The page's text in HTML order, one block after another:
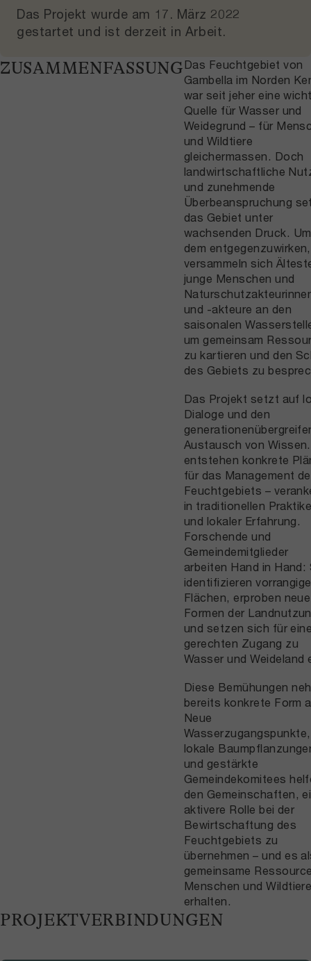
Das Projekt wurde am 17. März 2022
gestartet und ist derzeit in Arbeit.
ZUSAMMENFASSUNG Das Feuchtgebiet von
Gambella im Norden
war seit jeher eine
Quelle für Wasser und
Weidegrund – für
und Wildtiere
gleichermassen. Doch
landwirtschaftliche
und zunehmende
Überbeanspruchung
das Gebiet unter
wachsenden Druck. Um
dem entgegenzuwirken,
versammeln sich
junge Menschen und
und -akteure an den
saisonalen
um gemeinsam
zu kartieren und den
des Gebiets zu
Das Projekt setzt auf
Dialoge und den
Austausch von
entstehen konkrete
für das Management
Feuchtgebiets –
in traditionellen
und lokaler Erfahrung.
Forschende und
Gemeindemitglieder
arbeiten Hand in Hand:
identifizieren vorrangige
Flächen, erproben neue
Formen der
und setzen sich für
gerechten Zugang zu
Wasser und Weideland
Diese Bemühungen
bereits konkrete Form
Neue
Wasserzugangspunkte,
lokale
und gestärkte
Gemeindekomitees
den Gemeinschaften,
aktivere Rolle bei der
Bewirtschaftung des
Feuchtgebiets zu
übernehmen – und es
gemeinsame
Menschen und
erhalten.
PROJEKTVERBINDUNGEN